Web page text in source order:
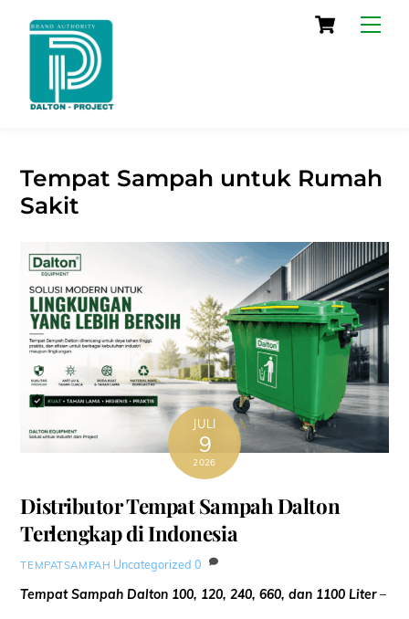
Cart
Tempat Sampah untuk Rumah
Sakit
JULI
9
2026
Distributor Tempat Sampah Dalton
Terlengkap di Indonesia
TEMPATSAMPAH Uncategorized 0
Tempat Sampah Dalton 100, 120, 240, 660, dan 1100 Liter–